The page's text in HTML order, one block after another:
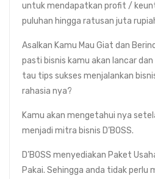
untuk mendapatkan profit /
puluhan hingga ratusan juta
Asalkan Kamu Mau Giat dan
pasti bisnis kamu akan lancar
tau tips sukses menjalankan
rahasia nya?
Kamu akan mengetahui nya
menjadi mitra bisnis D’BOSS.
D’BOSS menyediakan Paket
Pakai. Sehingga anda tidak perlu